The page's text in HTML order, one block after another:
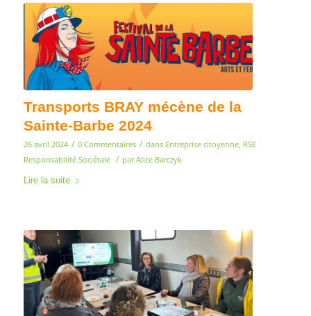
Transports BRAY mécène de la
Sainte-Barbe 2024
26 avril 2024 / 0 Commentaires / dans Entreprise citoyenne, RSE
Responsabilité Sociétale
/ parAlice Barczyk
Lire la suite